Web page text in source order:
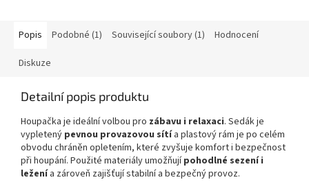
Popis Podobné (1) Související soubory (1) Hodnocení
Diskuze
Detailní popis produktu
Houpačka je ideální volbou pro zábavu i relaxaci. Sedák je
vypletený pevnou provazovou sítía plastový rám je po celém
obvodu chráněn opletením, které zvyšuje komfort i bezpečnost
při houpání. Použité materiály umožňujípohodlné sezení i
leženía zároveň zajišťují stabilní a bezpečný provoz.